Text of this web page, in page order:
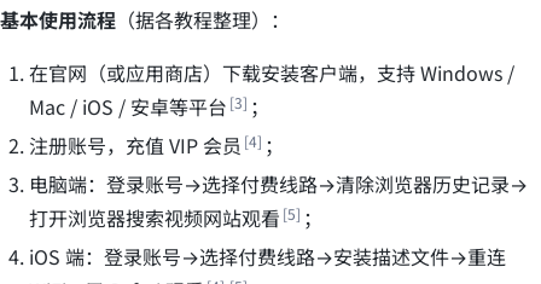
基本使用流程 （据各教程整理）：
在官网（或应用商店）下载安装客户端，支持 Windows /
Mac / iOS / 安卓等平台
；
注册账号，充值 VIP 会员
；
电脑端：登录账号→选择付费线路→清除浏览器历史记录→
打开浏览器搜索视频网站观看
；
iOS 端：登录账号→选择付费线路→安装描述文件→重连